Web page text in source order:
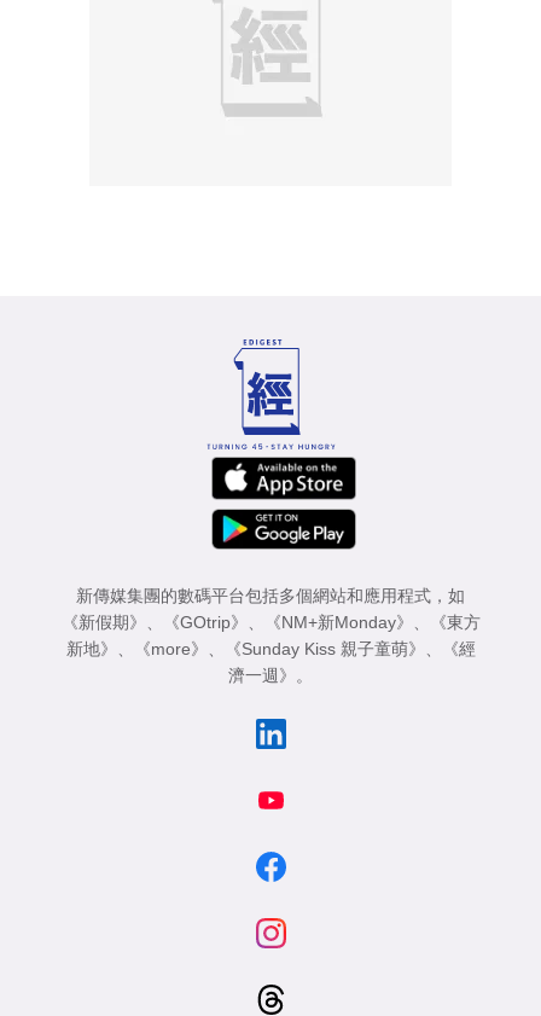
新傳媒集團的數碼平台包括多個網站和應用程式，如
《新假期》
《GOtrip》 《NM+新Monday》
《東方
新地》
《more》 《Sunday Kiss 親子童萌》
《經
濟一週》
。